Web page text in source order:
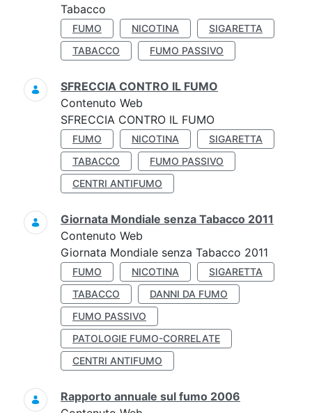
Tabacco
FUMO NICOTINA
SIGARETTA
TABACCO
FUMO PASSIVO
SFRECCIA CONTRO IL FUMO
Contenuto Web
SFRECCIA CONTRO IL FUMO
FUMO NICOTINA
SIGARETTA
TABACCO
FUMO PASSIVO
CENTRI ANTIFUMO
Giornata Mondiale senza Tabacco 2011
Contenuto Web
Giornata Mondiale senza Tabacco 2011
FUMO NICOTINA
SIGARETTA
TABACCO
DANNI DA FUMO
FUMO PASSIVO
PATOLOGIE FUMO-CORRELATE
CENTRI ANTIFUMO
Rapporto annuale sul fumo 2006